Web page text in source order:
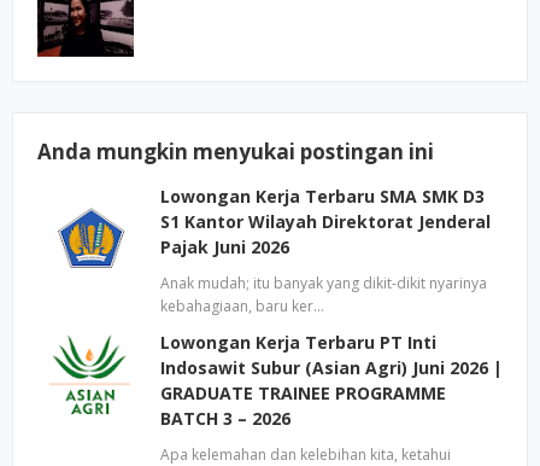
Anda mungkin menyukai postingan ini
Lowongan Kerja Terbaru SMA SMK D3
S1 Kantor Wilayah Direktorat Jenderal
Pajak Juni 2026
Anak mudah; itu banyak yang dikit-dikit nyarinya
kebahagiaan, baru ker…
Lowongan Kerja Terbaru PT Inti
Indosawit Subur (Asian Agri) Juni 2026 |
GRADUATE TRAINEE PROGRAMME
BATCH 3 – 2026
Apa kelemahan dan kelebihan kita, ketahui